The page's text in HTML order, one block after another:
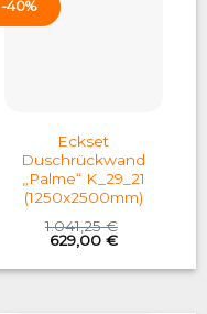
-40%
Eckset
Duschrückwand
„Palme“ K_29_21
(1250x2500mm)
1.041,25€
Original
price
was:
629,00 €Current
is: